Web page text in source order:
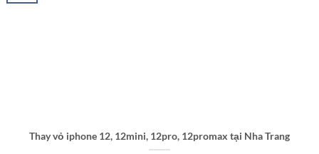
Thay vỏ iphone 12, 12mini, 12pro, 12promax tại Nha Trang